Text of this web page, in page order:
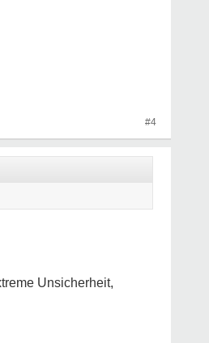
#4
Unsicherheit,